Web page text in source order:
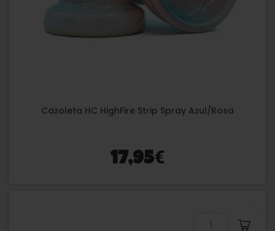
Cazoleta HC HighFire Strip Spray Azul/Rosa
17,95€